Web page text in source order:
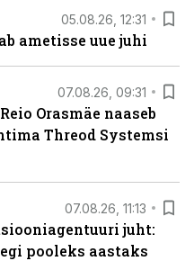
05.08.26, 12:31
ametisse uue juhi
07.08.26, 09:31
Orasmäe naaseb
Threod Systemsi
07.08.26, 11:13
juht:
pooleks aastaks